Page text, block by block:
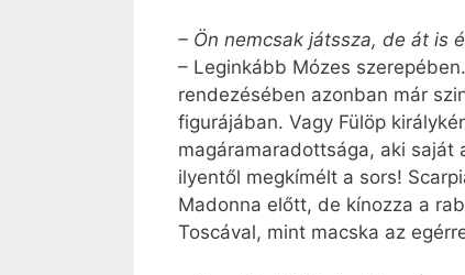
– Ön nemcsak játssza, de át is
– Leginkább Mózes
rendezésében azonban már
figurájában. Vagy Fülöp
magáramaradottsága, aki saját
ilyentől megkímélt a sors!
Madonna előtt, de kínozza a
Toscával, mint macska az